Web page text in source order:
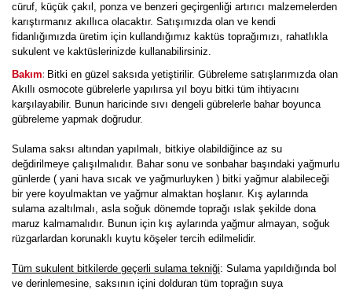
cüruf, küçük çakıl, ponza ve benzeri geçirgenliği artırıcı malzemelerden
karıştırmanız akıllıca olacaktır. Satışımızda olan ve kendi
fidanlığımızda üretim için kullandığımız kaktüs toprağımızı, rahatlıkla
sukulent ve kaktüslerinizde kullanabilirsiniz.
Bakım: Bitki en güzel saksıda yetiştirilir. Gübreleme satışlarımızda olan
Akıllı osmocote gübrelerle yapılırsa yıl boyu bitki tüm ihtiyacını
karşılayabilir. Bunun haricinde sıvı dengeli gübrelerle bahar boyunca
gübreleme yapmak doğrudur.
Sulama saksı altından yapılmalı, bitkiye olabildiğince az su
değdirilmeye çalışılmalıdır. Bahar sonu ve sonbahar başındaki yağmurlu
günlerde ( yani hava sıcak ve yağmurluyken ) bitki yağmur alabileceği
bir yere koyulmaktan ve yağmur almaktan hoşlanır. Kış aylarında
sulama azaltılmalı, asla soğuk dönemde toprağı ıslak şekilde dona
maruz kalmamalıdır. Bunun için kış aylarında yağmur almayan, soğuk
rüzgarlardan korunaklı kuytu köşeler tercih edilmelidir.
Tüm sukulent bitkilerde geçerli sulama tekniği: Sulama yapıldığında bol
ve derinlemesine, saksının içini dolduran tüm toprağın suya